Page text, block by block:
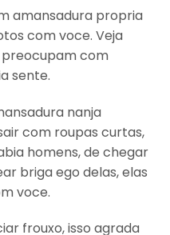
amansadura propria
com voce. Veja
preocupam com
sente.
nanja
com roupas curtas,
homens, de chegar
briga ego delas, elas
voce.
frouxo, isso agrada